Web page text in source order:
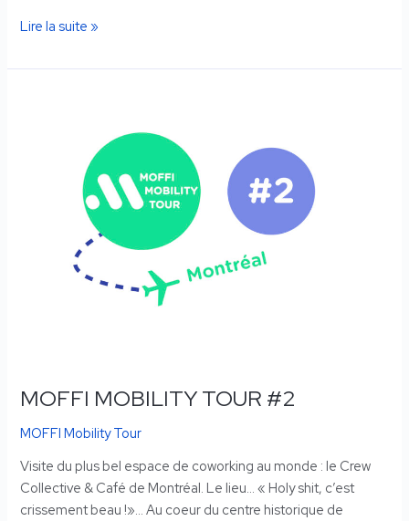
Lire la suite »
MOFFI MOBILITY TOUR #2
MOFFI Mobility Tour
Visite du plus bel espace de coworking au monde : le Crew
Collective & Café de Montréal. Le lieu… « Holy shit, c’est
crissement beau !»… Au coeur du centre historique de